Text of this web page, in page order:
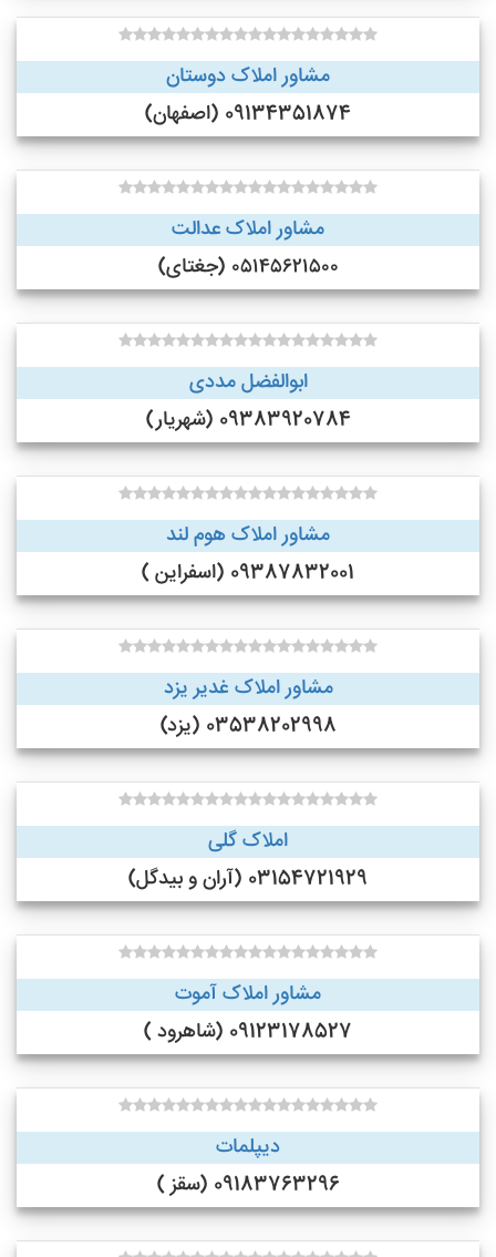
مشاور املاک دوستان
09134351874 (اصفهان)
مشاور املاک عدالت
۰۵۱۴۵۶۲۱۵۰۰ (جغتای)
ابوالفضل مددی
09383920784 (شهریار)
مشاور املاک هوم لند
09387832001 (اسفراین )
مشاور املاک غدیر یزد
03538202998 (یزد)
املاک گلی
03154721929 (آران و بیدگل)
مشاور املاک آموت
09123178527 (شاهرود )
دیپلمات
09183763296 (سقز )